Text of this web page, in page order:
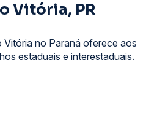
Vitória, PR
Vitória no Paraná oferece aos
estaduais e interestaduais.